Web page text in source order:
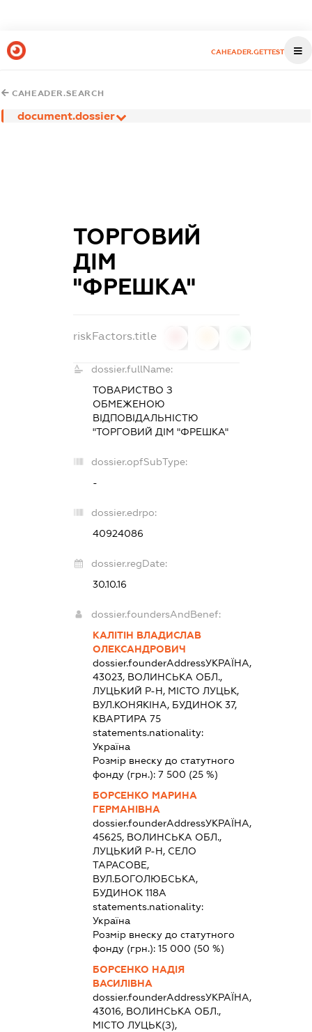
CAHEADER.GETTEST
CAHEADER.SEARCH
document.dossier
ТОРГОВИЙ
ДІМ
"ФРЕШКА"
riskFactors.title
dossier.fullName:
ТОВАРИСТВО З
ОБМЕЖЕНОЮ
ВІДПОВІДАЛЬНІСТЮ
"ТОРГОВИЙ ДІМ "ФРЕШКА"
dossier.opfSubType:
-
dossier.edrpo:
40924086
dossier.regDate:
30.10.16
dossier.foundersAndBenef:
КАЛІТІН ВЛАДИСЛАВ
ОЛЕКСАНДРОВИЧ
dossier.founderAddressУКРАЇНА,
43023, ВОЛИНСЬКА ОБЛ.,
ЛУЦЬКИЙ Р-Н, МІСТО ЛУЦЬК,
ВУЛ.КОНЯКІНА, БУДИНОК 37,
КВАРТИРА 75
statements.nationality:
Україна
Розмір внеску до статутного
фонду (грн.): 7 500 (25 %)
БОРСЕНКО МАРИНА
ГЕРМАНІВНА
dossier.founderAddressУКРАЇНА,
45625, ВОЛИНСЬКА ОБЛ.,
ЛУЦЬКИЙ Р-Н, СЕЛО
ТАРАСОВЕ,
ВУЛ.БОГОЛЮБСЬКА,
БУДИНОК 118А
statements.nationality:
Україна
Розмір внеску до статутного
фонду (грн.): 15 000 (50 %)
БОРСЕНКО НАДІЯ
ВАСИЛІВНА
dossier.founderAddressУКРАЇНА,
43016, ВОЛИНСЬКА ОБЛ.,
МІСТО ЛУЦЬК(З),